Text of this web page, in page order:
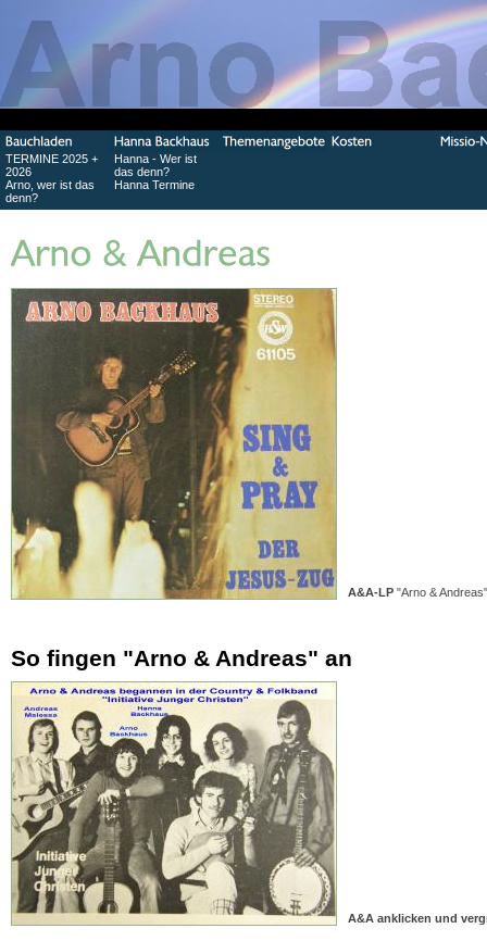
TERMINE 2025 +
2026
Arno, wer ist das
denn?
Hanna - Wer ist
das denn?
Hanna Termine
A&A-LP "Arno &
So fingen "Arno & Andreas" an
A&A anklicken und